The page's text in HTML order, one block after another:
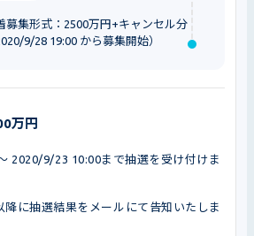
募集形式：2500万円+キャンセル分
9/28 19:00 から募集開始）
万円
2020/9/23 10:00まで抽選を受け付けま
に抽選結果をメールにて告知いたしま